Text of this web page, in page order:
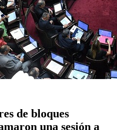
de bloques
una sesión a